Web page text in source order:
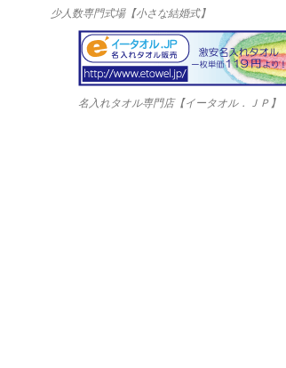
少人数専門式場【小さな結婚式】
名入れタオル専門店【イータオル．ＪＰ】